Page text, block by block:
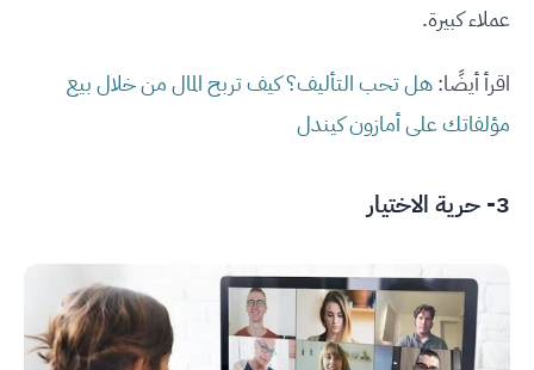
عملاء كبيرة.
اقرأ أيضًا:هل تحب التأليف؟ كيف تربح المال من خلال بيع
مؤلفاتك على أمازون كيندل
3- حرية الاختيار